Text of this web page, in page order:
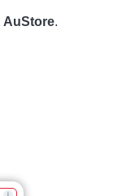
AuStore.